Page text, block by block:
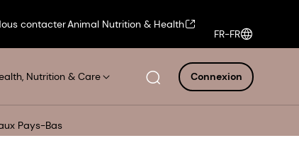
contacterAnimal Nutrition & Health
FR-FR
Nutrition & Care Connexion
Pays-Bas